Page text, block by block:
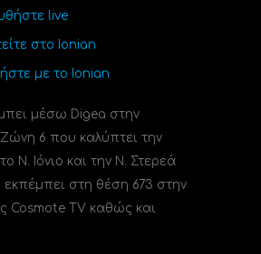
live
στο Ionian
με το Ionian
μέσω Digea στην
Ζώνη 6 που καλύπτει την
N. Ιόνιο και την Ν. Στερεά
εκπέμπει στη θέση 673 στην
Cosmote TV καθώς και